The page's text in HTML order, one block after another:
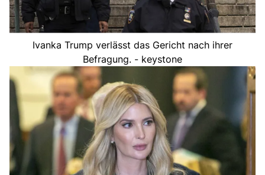
Ivanka Trump verlässt das Gericht nach ihrer
Befragung. - keystone